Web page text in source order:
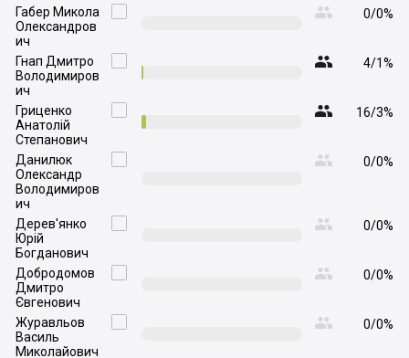

Габер Микола
Олександров
ич
 0/0%

Гнап Дмитро
Володимиров
ич
 4/1%

Гриценко
Анатолій
Степанович
 16/3%

Данилюк
Олександр
Володимиров
ич
 0/0%

Дерев'янко
Юрій
Богданович
 0/0%

Добродомов
Дмитро
Євгенович
 0/0%

Журавльов
Василь
Миколайович
 0/0%